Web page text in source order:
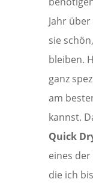
Jahr
sie
bleiben.
ganz
am
kannst.
Quick
eines
die ich